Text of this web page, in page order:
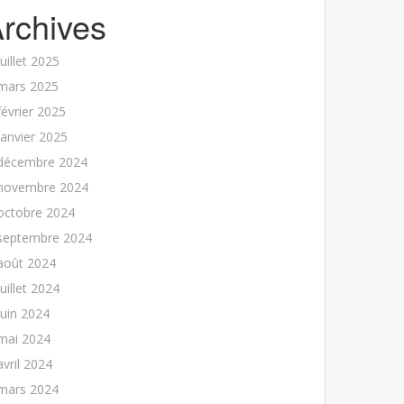
2025
2025
2025
2025
2024
2024
2024
2024
2024
2024
2024
2024
2024
2024